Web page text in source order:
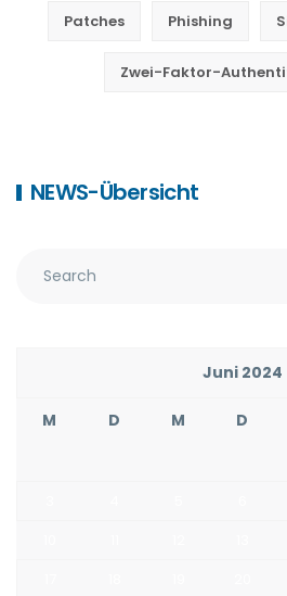
Patches Phishing
Zwei-Faktor-
NEWS-Übersicht
Juni 2024
M D M D